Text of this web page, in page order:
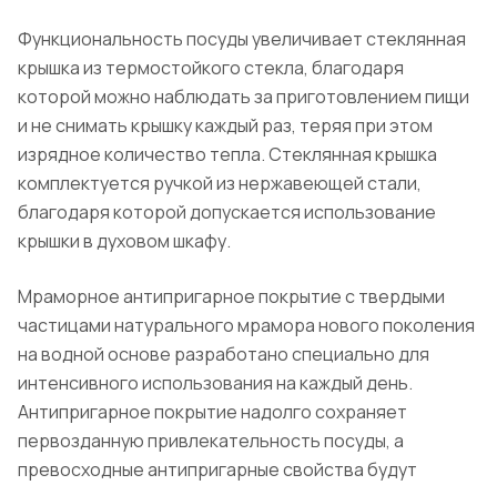
Функциональность посуды увеличивает стеклянная
крышка из термостойкого стекла, благодаря
которой можно наблюдать за приготовлением пищи
и не снимать крышку каждый раз, теряя при этом
изрядное количество тепла. Стеклянная крышка
комплектуется ручкой из нержавеющей стали,
благодаря которой допускается использование
крышки в духовом шкафу.
Мраморное антипригарное покрытие с твердыми
частицами натурального мрамора нового поколения
на водной основе разработано специально для
интенсивного использования на каждый день.
Антипригарное покрытие надолго сохраняет
первозданную привлекательность посуды, а
превосходные антипригарные свойства будут